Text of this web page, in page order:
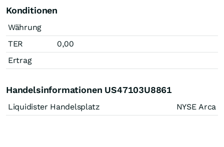
Konditionen
Währung
TER
0,00
Ertrag
Handelsinformationen US47103U8861
Liquidister Handelsplatz NYSE Arca